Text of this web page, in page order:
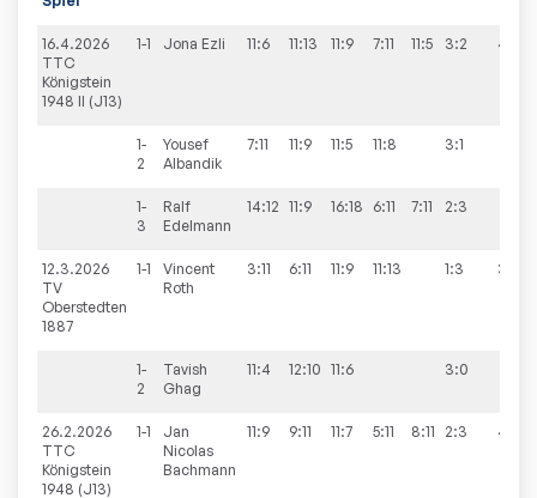
16.4.2026
TTC
Königstein
1948 II (J13)
1-1 Jona Ezli 11:6 11:13 11:9 7:11 11:5 3:2 4:6
1-
2
Yousef
Albandik
7:11 11:9 11:5 11:8 3:1
1-
3
Ralf
Edelmann
14:12 11:9 16:18 6:11 7:11 2:3
12.3.2026
TV
Oberstedten
1887
1-1
Vincent
Roth
3:11 6:11 11:9 11:13 1:3 3:7
1-
2
Tavish
Ghag
11:4 12:10 11:6 3:0
26.2.2026
TTC
Königstein
1948 (J13)
1-1
Jan
Nicolas
Bachmann
11:9 9:11 11:7 5:11 8:11 2:3 4:6